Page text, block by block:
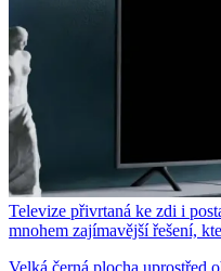
Televize přivrtaná ke zdi i
mnohem zajímavější řešení,
Velká černá plocha uprostřed